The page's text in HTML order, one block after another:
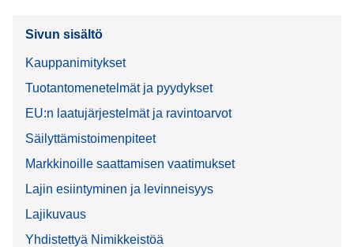
Sivun sisältö
Kauppanimitykset
Tuotantomenetelmät ja pyydykset
EU:n laatujärjestelmät ja ravintoarvot
Säilyttämistoimenpiteet
Markkinoille saattamisen vaatimukset
Lajin esiintyminen ja levinneisyys
Lajikuvaus
Yhdistettyä Nimikkeistöä